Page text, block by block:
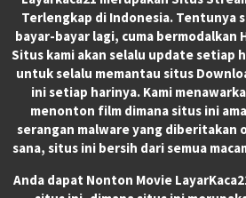
Terlengkap di Indonesia. Tentunya
bayar-bayar lagi, cuma bermodalkan
Situs kami akan selalu update setiap
untuk selalu memantau situs
ini setiap harinya. Kami
menonton film dimana situs ini
serangan malware yang diberitakan
sana, situs ini bersih dari semua
Anda dapat Nonton Movie